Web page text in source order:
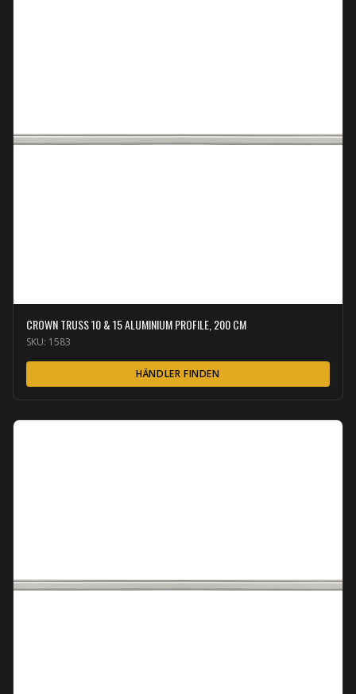
CROWN TRUSS 10 & 15 ALUMINIUM PROFILE, 200 CM
SKU: 1583
HÄNDLER FINDEN